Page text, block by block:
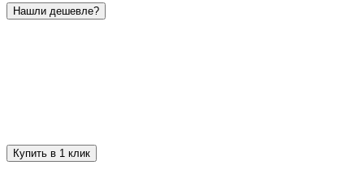
Нашли дешевле?
Купить в 1 клик